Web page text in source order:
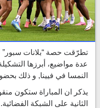
عدة مواضيع، أبرزها
النمسا في فيينا, و ذلك
يذكر ان المباراة ستكون
الثانية على الشبكة الفضائية.